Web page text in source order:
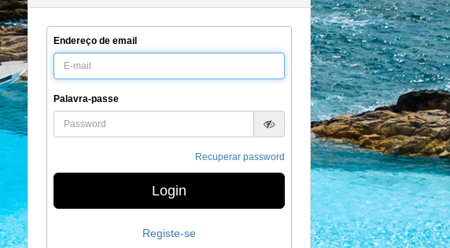
Endereço de email
Palavra-passe
Recuperar password
Login
Registe-se